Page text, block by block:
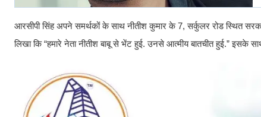
आरसीपी सिंह अपने समर्थकों के साथ नीतीश कुमार के 7, सर्कुलर रोड स्थित
लिखा कि “हमारे नेता नीतीश बाबू से भेंट हुई. उनसे आत्मीय बातचीत हुई.” इसके